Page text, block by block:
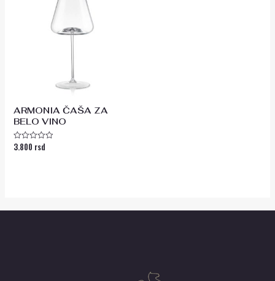
ARMONIA ČAŠA ZA
BELO VINO
Ocenjeno
3.800 rsd